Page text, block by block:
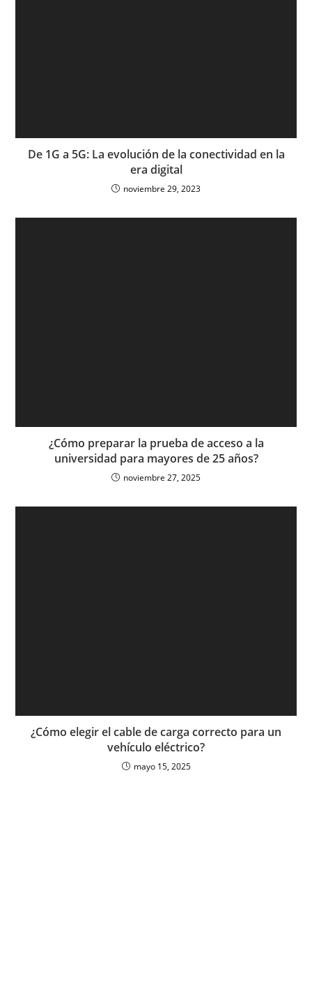
De 1G a 5G: La evolución de la conectividad en la
era digital
noviembre 29, 2023
¿Cómo preparar la prueba de acceso a la
universidad para mayores de 25 años?
noviembre 27, 2025
¿Cómo elegir el cable de carga correcto para un
vehículo eléctrico?
mayo 15, 2025